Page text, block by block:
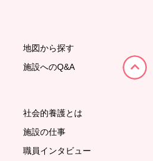
地図から探す
施設へのQ&A
社会的養護とは
施設の仕事
職員インタビュー